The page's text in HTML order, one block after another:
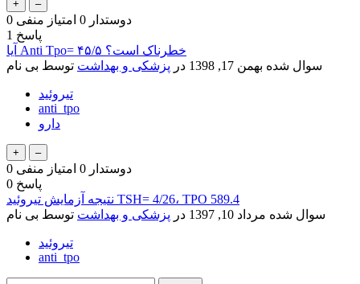
0 دوستدار 0 امتیاز منفی
1 پاسخ
آیا Anti Tpo= ۴۵/۵ خطرناک است؟
سوال شده بهمن 17, 1398 در پزشکی و بهداشت توسط بی نام
تیروئید
anti_tpo
دارو
0 دوستدار 0 امتیاز منفی
0 پاسخ
نتیجه آزمایش تیروئید TSH= 4/26، TPO 589.4
سوال شده مرداد 10, 1397 در پزشکی و بهداشت توسط بی نام
تیروئید
anti_tpo